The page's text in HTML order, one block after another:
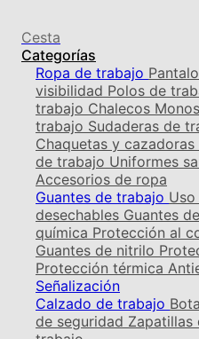
Cesta
Categorías
Ropa de trabajo
visibilidad Polos de
trabajo Chalecos
trabajo Sudaderas de
Chaquetas y cazadoras
de trabajo Uniformes
Accesorios de ropa
Guantes de trabajo
desechables Guantes
química Protección al
Guantes de nitrilo
Protección térmica
Señalización
Calzado de trabajo
de seguridad Zapatillas